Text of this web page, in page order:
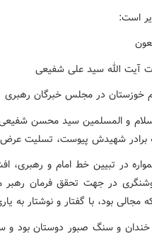
است:
آیت الله سید علی شفیعی
خوزستان در مجلس خبرگان رهبری
و المسلمین سید محسن
برادر شهیدش پیوست، تسلیت
در تبیین خط امام و رهبری،
در جهت تحقق فرمان رهبر
بود، با گفتار و نوشتار به
و سنگ صبور دوستان بود و